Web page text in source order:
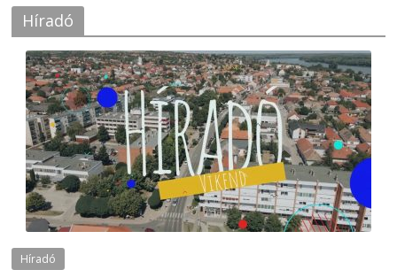
Híradó
Híradó